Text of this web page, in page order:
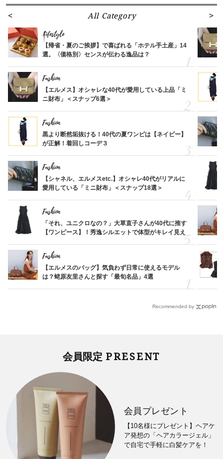
All Category
Lifestyle
【帰省・夏のご挨拶】で喜ばれる「ホテル手土産」14
選。〈価格別〉センスが伝わる逸品は？
Fashion
【エルメス】オシャレな40代が愛用している上品「ミ
ニ財布」＜スナップ6選＞
Fashion
黒より断然垢抜ける！40代の夏ワンピは【ネイビー】
が正解！着回しコーデ３
Fashion
【シャネル、エルメスetc.】オシャレ40代がリアルに
愛用している「ミニ財布」＜スナップ18選＞
Fashion
「それ、ユニクロなの？」大草直子さんが40代に推す
【ワンピース】！秀逸シルエットで体型がキレイ見え
Fashion
【エルメスのバッグ】気負わず日常に使えるモデル
は？蛯原友里さんと探す「最旬名品」4選
Recommended by
会員限定 PRESENT
会員プレゼント
【10名様にプレゼント】ヘアケ
ア発想の「ヘアカラージェル」
で自宅で手軽に白髪ケアを！